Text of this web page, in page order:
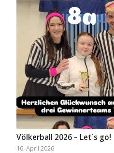
Völkerball 2026 – Let´s go!
16. April 2026